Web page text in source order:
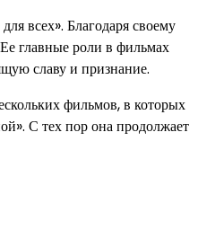
всех». Благодаря своему
главные роли в фильмах
славу и признание.
фильмов, в которых
С тех пор она продолжает